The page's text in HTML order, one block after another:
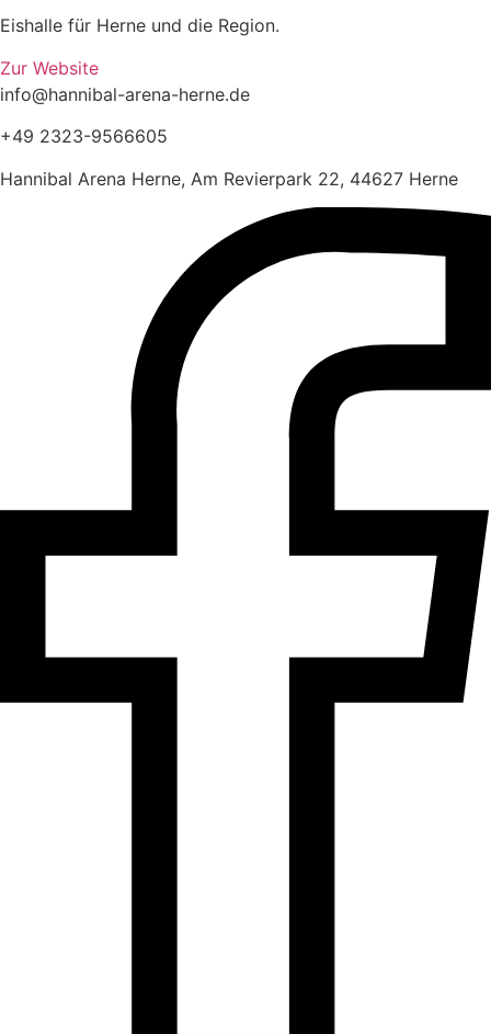
Eishalle für Herne und die Region.
Zur Website
info@hannibal-arena-herne.de
+49 2323-9566605
Hannibal Arena Herne, Am Revierpark 22, 44627 Herne